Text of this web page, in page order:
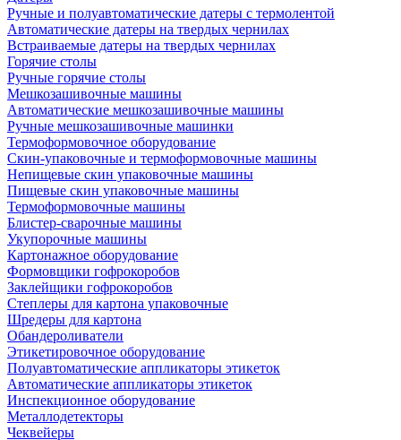
Ручные и полуавтоматические датеры с термолентой
Автоматические датеры на твердых чернилах
Встраиваемые датеры на твердых чернилах
Горячие столы
Ручные горячие столы
Мешкозашивочные машины
Автоматические мешкозашивочные машины
Ручные мешкозашивочные машинки
Термоформовочное оборудование
Скин-упаковочные и термоформовочные машины
Непищевые скин упаковочные машины
Пищевые скин упаковочные машины
Термоформовочные машины
Блистер-сварочные машины
Укупорочные машины
Картонажное оборудование
Формовщики гофрокоробов
Заклейщики гофрокоробов
Степлеры для картона упаковочные
Шредеры для картона
Обандероливатели
Этикетировочное оборудование
Полуавтоматические аппликаторы этикеток
Автоматические аппликаторы этикеток
Инспекционное оборудование
Металлодетекторы
Чеквейеры